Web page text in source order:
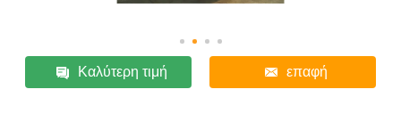
Καλύτερη τιμή επαφή